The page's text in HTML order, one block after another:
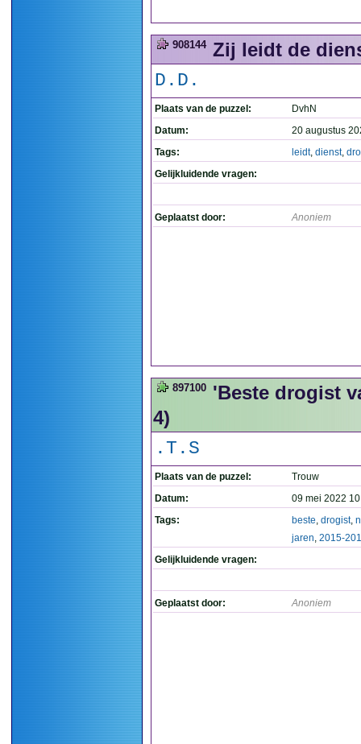
908144 Zij leidt de
D.D.
Plaats van de puzzel:
DvhN
Datum:
20 augustus
Tags:
leidt, dienst,
Gelijkluidende vragen:
Geplaatst door: Anoniem
897100 'Beste drogist
4)
.T.S
Plaats van de puzzel:
Trouw
Datum:
09 mei 2022
Tags:
beste, drogist,
jaren, 2015-
Gelijkluidende vragen:
Geplaatst door: Anoniem